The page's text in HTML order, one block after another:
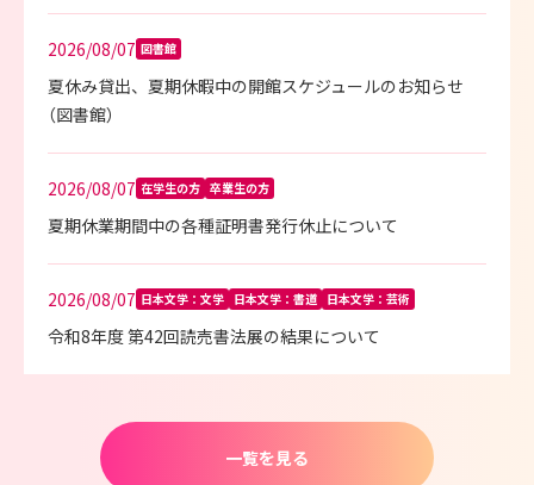
2026/08/07 図書館
夏休み貸出、夏期休暇中の開館スケジュールのお知らせ
（図書館）
2026/08/07 在学生の方 卒業生の方
夏期休業期間中の各種証明書発行休止について
2026/08/07 日本文学：文学 日本文学：書道 日本文学：芸術
令和8年度 第42回読売書法展の結果について
一覧を見る